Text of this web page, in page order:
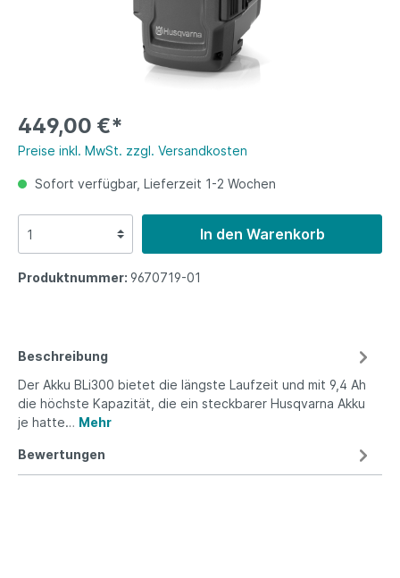
449,00 €*
Preise inkl. MwSt. zzgl. Versandkosten
Sofort verfügbar, Lieferzeit 1-2 Wochen
In den Warenkorb
Produktnummer: 9670719-01
Beschreibung
Der Akku BLi300 bietet die längste Laufzeit und mit 9,4 Ah
die höchste Kapazität, die ein steckbarer Husqvarna Akku
je hatte… Mehr
Bewertungen